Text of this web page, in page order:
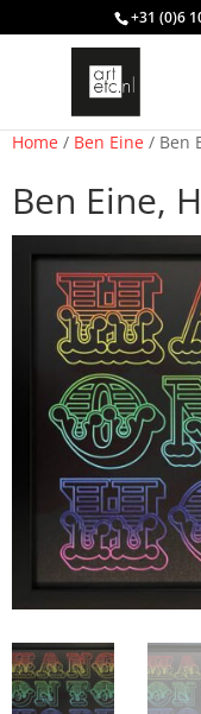
+31 (0)6
Home / Ben Eine / Ben
Ben Eine,